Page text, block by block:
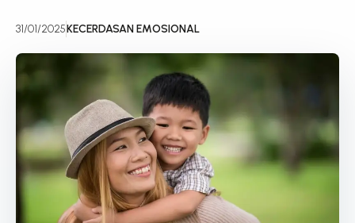
31/01/2025KECERDASAN EMOSIONAL